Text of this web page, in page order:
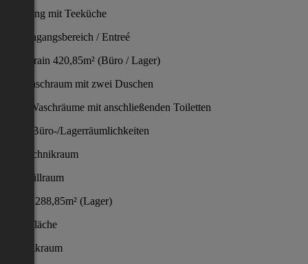
ein Gang mit Teeküche
ein Eingangsbereich / Entreé
Souterrain 420,85m² (Büro / Lager)
ein Waschraum mit zwei Duschen
zwei Waschräume mit anschließenden Toiletten
sechs Büro-/Lagerräumlichkeiten
ein Technikraum
ein Müllraum
Keller 288,85m² (Lager)
Lagerfläche
Technikraum